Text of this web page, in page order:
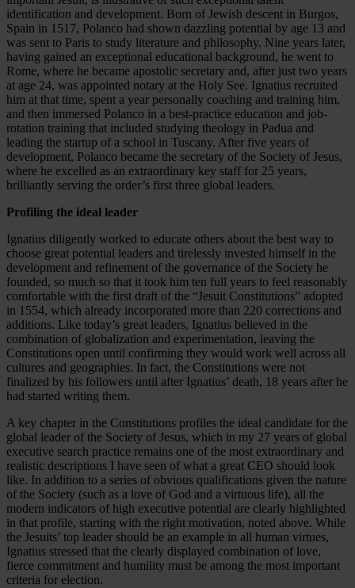
identification and development. Born of Jewish descent in Burgos,
Spain in 1517, Polanco had shown dazzling potential by age 13 and
was sent to Paris to study literature and philosophy. Nine years later,
having gained an exceptional educational background, he went to
Rome, where he became apostolic secretary and, after just two years
at age 24, was appointed notary at the Holy See. Ignatius recruited
him at that time, spent a year personally coaching and training him,
and then immersed Polanco in a best-practice education and job-
rotation training that included studying theology in Padua and
leading the startup of a school in Tuscany. After five years of
development, Polanco became the secretary of the Society of Jesus,
where he excelled as an extraordinary key staff for 25 years,
brilliantly serving the order’s first three global leaders.
Profiling the ideal leader
Ignatius diligently worked to educate others about the best way to
choose great potential leaders and tirelessly invested himself in the
development and refinement of the governance of the Society he
founded, so much so that it took him ten full years to feel reasonably
comfortable with the first draft of the “Jesuit Constitutions” adopted
in 1554, which already incorporated more than 220 corrections and
additions. Like today’s great leaders, Ignatius believed in the
combination of globalization and experimentation, leaving the
Constitutions open until confirming they would work well across all
cultures and geographies. In fact, the Constitutions were not
finalized by his followers until after Ignatius’ death, 18 years after he
had started writing them.
A key chapter in the Constitutions profiles the ideal candidate for the
global leader of the Society of Jesus, which in my 27 years of global
executive search practice remains one of the most extraordinary and
realistic descriptions I have seen of what a great CEO should look
like. In addition to a series of obvious qualifications given the nature
of the Society (such as a love of God and a virtuous life), all the
modern indicators of high executive potential are clearly highlighted
in that profile, starting with the right motivation, noted above. While
the Jesuits’ top leader should be an example in all human virtues,
Ignatius stressed that the clearly displayed combination of love,
fierce commitment and humility must be among the most important
criteria for election.